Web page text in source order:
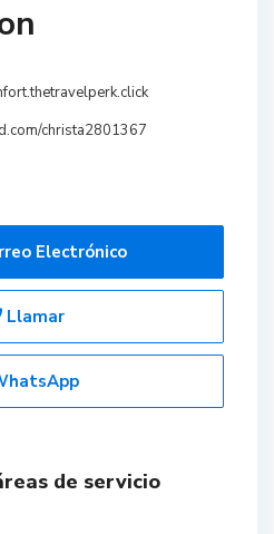
christa2801367
Electrónico
Llamar
de servicio